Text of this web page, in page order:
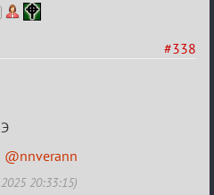
#338
@nnverann
20:33:15)